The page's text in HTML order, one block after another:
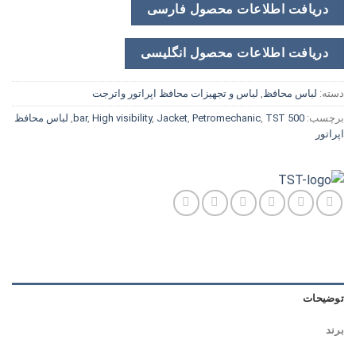
دریافت اطلاعات محصول فارسی
دریافت اطلاعات محصول انگلیسی
دسته: لباس محافظ, لباس و تجهیزات محافظ اپراتور واترجت
برچسب: 500 bar
, High visibility, Jacket, Petromechanic, TST
, لباس محافظ
اپراتور
توضیحات
برند